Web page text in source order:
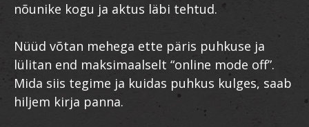
nõunike kogu ja aktus läbi tehtud.
Nüüd võtan mehega ette päris puhkuse ja
lülitan end maksimaalselt “online mode off”.
Mida siis tegime ja kuidas puhkus kulges, saab
hiljem kirja panna.